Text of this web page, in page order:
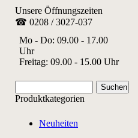
Unsere Öffnungszeiten
☎ 0208 / 3027-037
Mo - Do: 09.00 - 17.00
Uhr
Freitag: 09.00 - 15.00 Uhr
Produktkategorien
Neuheiten